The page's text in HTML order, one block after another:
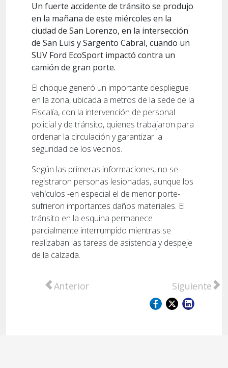
Un fuerte accidente de tránsito se produjo
en la mañana de este miércoles en la
ciudad de San Lorenzo, en la intersección
de San Luis y Sargento Cabral, cuando un
SUV Ford EcoSport impactó contra un
camión de gran porte.
El choque generó un importante despliegue
en la zona, ubicada a metros de la sede de la
Fiscalía, con la intervención de personal
policial y de tránsito, quienes trabajaron para
ordenar la circulación y garantizar la
seguridad de los vecinos.
Según las primeras informaciones, no se
registraron personas lesionadas, aunque los
vehículos -en especial el de menor porte-
sufrieron importantes daños materiales. El
tránsito en la esquina permanece
parcialmente interrumpido mientras se
realizaban las tareas de asistencia y despeje
de la calzada.
Artículo anterior: San Lorenzo: allanan a
Anterior Artículo
Siguiente